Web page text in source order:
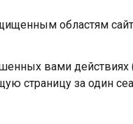
областям
вами действиях
страницу за один